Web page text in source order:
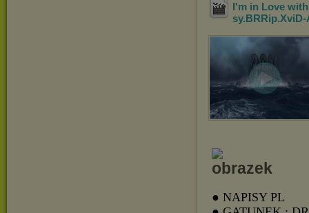
I'm in Love
sy.BRRip.XviD-
● NAPISY PL